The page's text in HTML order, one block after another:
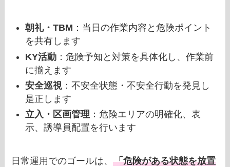
朝礼・TBM ：当日の作業内容と危険ポイント
を共有します
KY活動 ：危険予知と対策を具体化し、作業前
に揃えます
安全巡視：不安全状態・不安全行動を発見し
是正します
立入・区画管理 ：危険エリアの明確化、表
示、誘導員配置を行います
日常運用でのゴールは、「危険がある状態を放置